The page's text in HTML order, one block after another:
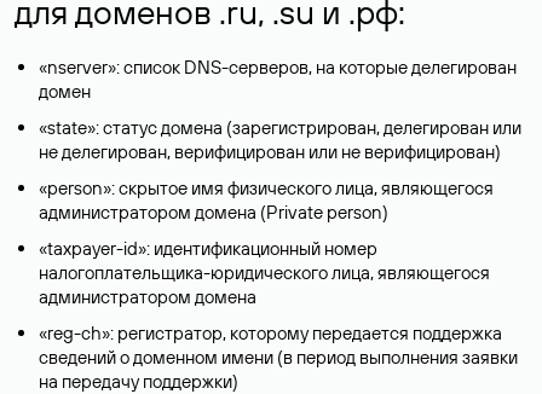
для доменов .ru, .su и .рф:
«nserver»: список DNS-серверов, на которые делегирован
домен
«state»: статус домена (зарегистрирован, делегирован или
не делегирован, верифицирован или не верифицирован)
«person»: скрытое имя физического лица, являющегося
администратором домена (Privatе person)
«taxpayer-id»: идентификационный номер
налогоплательщика-юридического лица, являющегося
администратором домена
«reg-ch»: регистратор, которому передается поддержка
сведений о доменном имени (в период выполнения заявки
на передачу поддержки)